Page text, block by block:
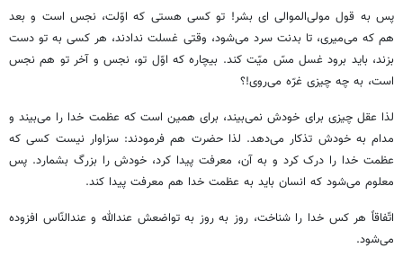
پس به قول مولی‌الموالی ای بشر! تو کسی هستی که اوّلت، نجس است و بعد
هم که می‌میری، تا بدنت سرد می‌شود، وقتی غسلت ندادند، هر کسی به تو دست
بزند، باید برود غسل مسّ میّت کند. بیچاره که اوّل تو، نجس و آخر تو هم نجس
است، به چه چیزی غرّه می‌روی!؟
لذا عقل چیزی برای خودش نمی‌بیند، برای همین است که عظمت خدا را می‌بیند و
مدام به خودش تذکار می‌دهد. لذا حضرت هم فرمودند: سزاوار نیست کسی که
عظمت خدا را درک کرد و به آن، معرفت پیدا کرد، خودش را بزرگ بشمارد. پس
معلوم می‌شود که انسان باید به عظمت خدا هم معرفت پیدا کند.
اتّفاقاً هر کس خدا را شناخت، روز به روز به تواضعش عندالله و عندالنّاس افزوده
می‌شود.